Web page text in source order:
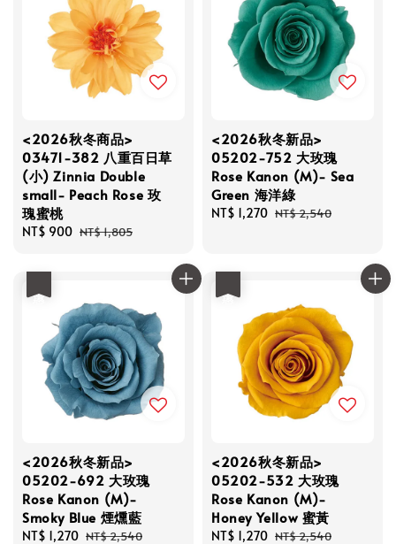
<2026秋冬商品>
03471-382 八重百日草
(小) Zinnia Double
small- Peach Rose 玫
瑰蜜桃
Sale
NT$ 900 Regular
NT$ 1,805
<2026秋冬新品>
05202-752 大玫瑰
Rose Kanon (M)- Sea
Green 海洋綠
Sale
NT$ 1,270 Regular
NT$ 2,540
<2026秋冬新品>
05202-692 大玫瑰
Rose Kanon (M)-
Smoky Blue 煙燻藍
Sale
NT$ 1,270 Regular
NT$ 2,540
<2026秋冬新品>
05202-532 大玫瑰
Rose Kanon (M)-
Honey Yellow 蜜黃
Sale
NT$ 1,270 Regular
NT$ 2,540